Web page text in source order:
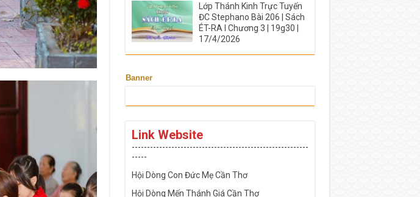
Lớp Thánh Kinh Trực Tuyến
ĐC Stephano Bài 206 | Sách
ÉT-RA I Chương 3 | 19g30 |
17/4/2026
Banner
Link Website
----------------------------------------------------------
-----
Hội Dòng Con Đức Mẹ Cần Thơ
Hội Dòng Mến Thánh Giá Cần Thơ